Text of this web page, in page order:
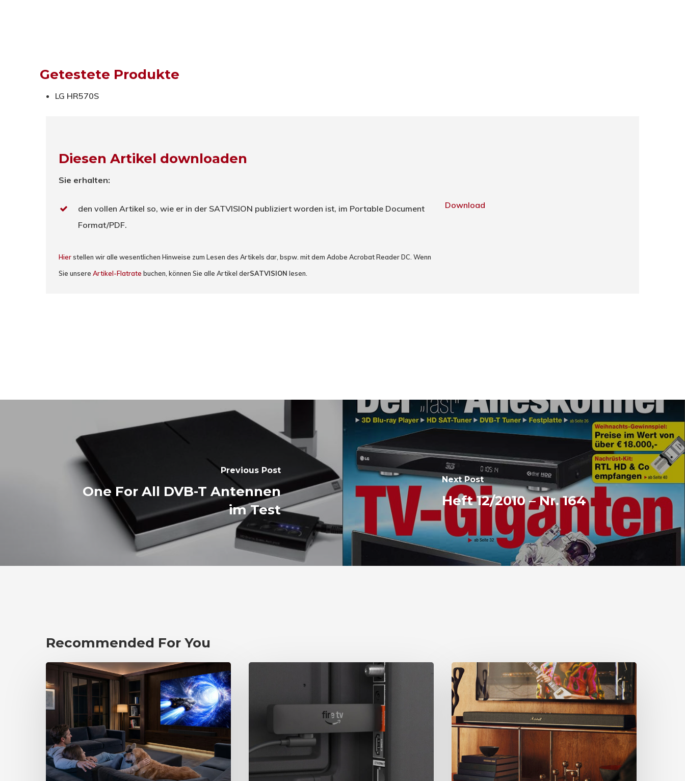
Getestete Produkte
LG HR570S
Diesen Artikel downloaden
Sie erhalten:
den vollen Artikel so, wie er in der SATVISION publiziert worden ist, im Portable Document
Format/PDF.
Hierstellen wir alle wesentlichen Hinweise zum Lesen des Artikels dar, bspw. mit dem Adobe Acrobat Reader DC. Wenn
Sie unsere Artikel-Flatrate buchen, können Sie alle Artikel derSATVISION lesen.
Download
Previous Post
One For All DVB-T Antennen
im Test
Next Post
Heft 12/2010 – Nr. 164
Recommended For You